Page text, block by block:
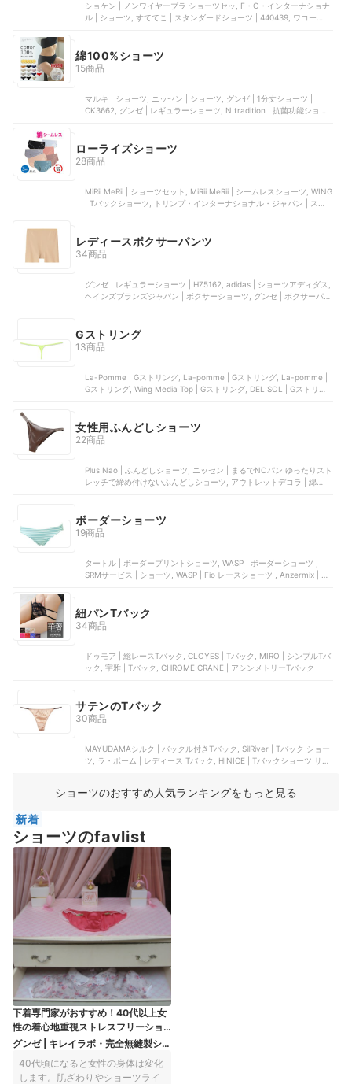
ショケン | ノンワイヤーブラ ショーツセッ, F・O・インターナショナ
ル | ショーツ, すててこ | スタンダードショーツ | 440439, ワコール |
綿100%ショーツ
15商品
マルキ | ショーツ, ニッセン | ショーツ, グンゼ | 1分丈ショーツ |
CK3662, グンゼ | レギュラーショーツ, N.tradition | 抗菌功能ショー
ローライズショーツ
28商品
MiRii MeRii | ショーツセット, MiRii MeRii | シームレスショーツ, WING
レディースボクサーパンツ
34商品
グンゼ | レギュラーショーツ | HZ5162, adidas | ショーツアディダス,
ヘインズブランズジャパン | ボクサーショーツ, グンゼ | ボクサーパン
Gストリング
13商品
La-Pomme | Gストリング, La-pomme | Gストリング, La-pomme |
Gストリング, Wing Media Top | Gストリング, DEL SOL | Gストリン
女性用ふんどしショーツ
22商品
Plus Nao | ふんどしショーツ, ニッセン | まるでNOパン ゆったりスト
レッチで締め付けないふんどしショーツ, アウトレットデコラ | 綿
ボーダーショーツ
19商品
タートル | ボーダープリントショーツ, WASP | ボーダーショーツ ,
SRMサービス | ショーツ, WASP | Fio レースショーツ , Anzermix | T
紐パンTバック
34商品
ドゥモア | 総レースTバック, CLOYES | Tバック, MIRO | シンプルTバ
ック, 宇雅 | Tバック, CHROME CRANE | アシンメトリーTバック
サテンのTバック
30商品
MAYUDAMAシルク | バックル付きTバック, SilRiver | Tバック ショー
ツ, ラ・ポーム | レディース Tバック, HINICE | Tバックショーツ サテ
ショーツのおすすめ人気ランキングをもっと見る
新着
ショーツのfavlist
下着専門家がおすすめ！40代以上女
性の着心地重視ストレスフリーショ
ーツ
グンゼ | キレイラボ・完全無縫製ショ
ーツ・綿混 KL2070
40代頃になると女性の身体は変化
します。肌ざわりやショーツライ